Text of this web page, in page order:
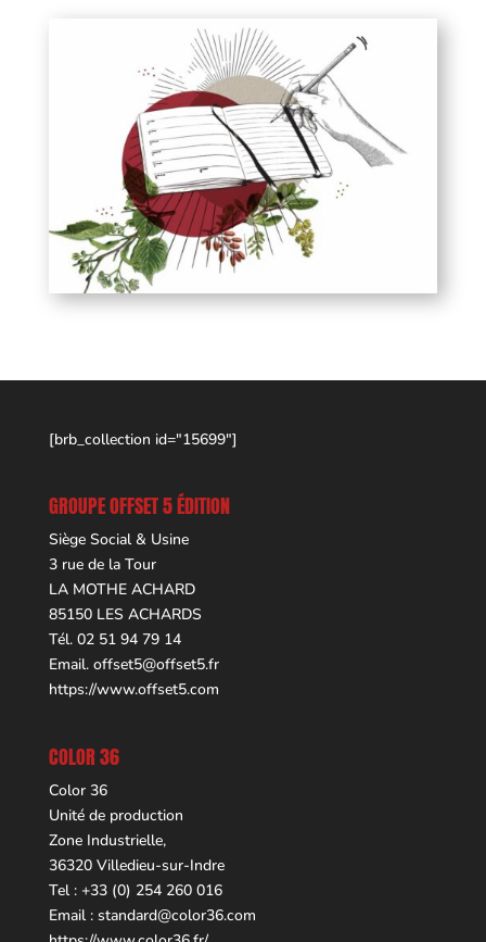
[brb_collection id="15699"]
GROUPE OFFSET 5 ÉDITION
Siège Social & Usine
3 rue de la Tour
LA MOTHE ACHARD
85150 LES ACHARDS
Tél. 02 51 94 79 14
Email. offset5@offset5.fr
https://www.offset5.com
COLOR 36
Color 36
Unité de production
Zone Industrielle,
36320 Villedieu-sur-Indre
Tel : +33 (0) 254 260 016
Email : standard@color36.com